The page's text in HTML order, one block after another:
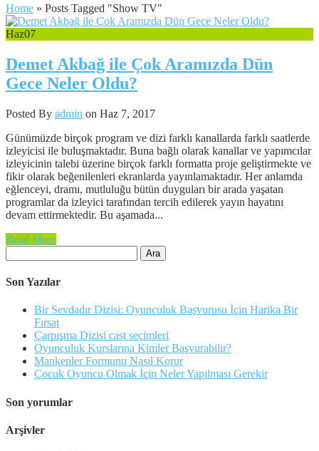
Home » Posts Tagged "Show TV"
Haz07
Demet Akbağ ile Çok Aramızda Dün
Gece Neler Oldu?
Posted By admin on Haz 7, 2017
Günümüzde birçok program ve dizi farklı kanallarda farklı saatlerde
izleyicisi ile buluşmaktadır. Buna bağlı olarak kanallar ve yapımcılar
izleyicinin talebi üzerine birçok farklı formatta proje geliştirmekte ve
fikir olarak beğenilenleri ekranlarda yayınlamaktadır. Her anlamda
eğlenceyi, dramı, mutluluğu bütün duyguları bir arada yaşatan
programlar da izleyici tarafından tercih edilerek yayın hayatını
devam ettirmektedir. Bu aşamada...
Read More
Son Yazılar
Bir Sevdadır Dizisi: Oyunculuk Başvurusu İçin Harika Bir
Fırsat
Çarpışma Dizisi cast seçimleri
Oyunculuk Kurslarına Kimler Başvurabilir?
Mankenler Formunu Nasıl Korur
Çocuk Oyuncu Olmak İçin Neler Yapılması Gerekir
Son yorumlar
Arşivler